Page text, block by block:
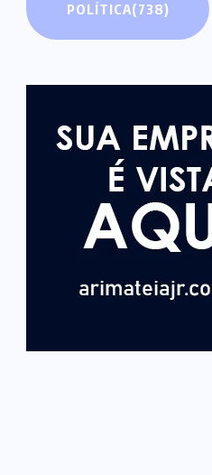
POLÍTICA(738)